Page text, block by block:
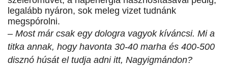
legalább nyáron, sok meleg vizet tudnánk
megspórolni.
– Most már csak egy dologra vagyok kíváncsi. Mi a
titka annak, hogy havonta 30-40 marha és 400-500
disznó húsát el tudja adni itt, Nagyigmándon?